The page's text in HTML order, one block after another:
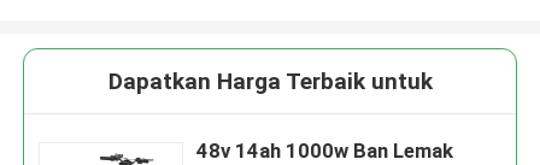
Dapatkan Harga Terbaik untuk
48v 14ah 1000w Ban Lemak